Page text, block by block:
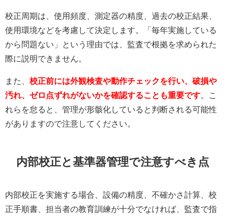
校正周期は、使用頻度、測定器の精度、過去の校正結果、
使用環境などを考慮して決定します。「毎年実施している
から問題ない」という理由では、監査で根拠を求められた
際に説明できません。
また、 校正前には外観検査や動作チェックを行い、破損や
汚れ、ゼロ点ずれがないかを確認することも重要です。こ
れらを怠ると、管理が形骸化していると判断される可能性
がありますので注意してください。
内部校正と基準器管理で注意すべき点
内部校正を実施する場合、設備の精度、不確かさ計算、校
正手順書、担当者の教育訓練が十分でなければ、監査で指